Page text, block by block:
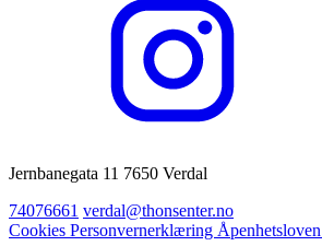
Jernbanegata 11 7650 Verdal
74076661 verdal@thonsenter.no
Cookies Personvernerklæring Åpenhetsloven